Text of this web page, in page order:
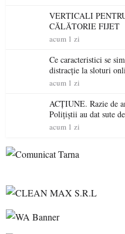
VERTICALI
CĂLĂTORIE FIJET
acum 1 zi
Ce caracteristici se
distracție la sloturi
acum 1 zi
ACȚIUNE. Razie de
Polițiștii au dat sute
permis într-o singură zi
acum 1 zi